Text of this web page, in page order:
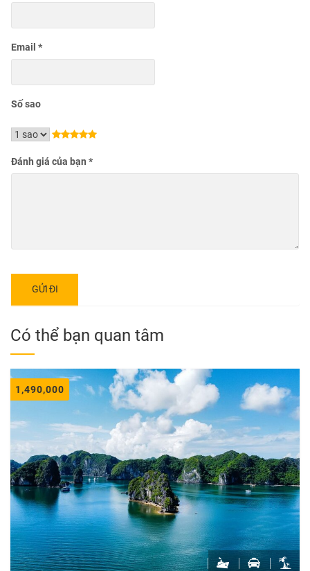
Email *
Số sao
Đánh giá của bạn *
Có thể bạn quan tâm
1,490,000